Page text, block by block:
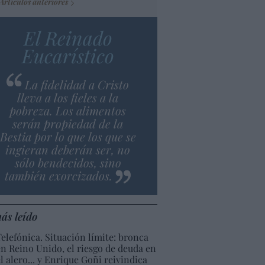
El Reinado
Eucarístico
La fidelidad a Cristo
lleva a los fieles a la
pobreza. Los alimentos
serán propiedad de la
Bestia por lo que los que se
ingieran deberán ser, no
sólo bendecidos, sino
también exorcizados.
leído
Situación límite: bronca
Reino Unido, el riesgo de deuda en
alero... y Enrique Goñi reivindica